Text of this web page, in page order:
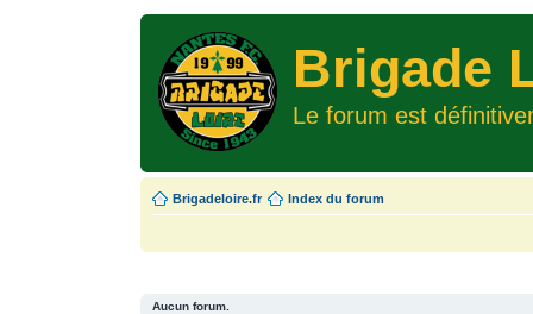
Brigade
Le forum est
Brigadeloire.fr Index du forum
Aucun forum.